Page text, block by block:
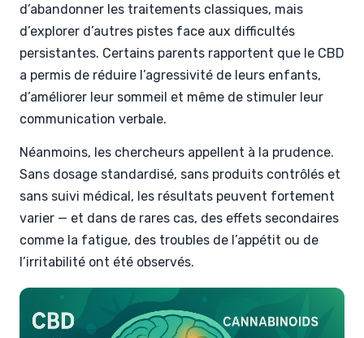
d’abandonner les traitements classiques, mais
d’explorer d’autres pistes face aux difficultés
persistantes. Certains parents rapportent que le CBD
a permis de réduire l’agressivité de leurs enfants,
d’améliorer leur sommeil et même de stimuler leur
communication verbale.
Néanmoins, les chercheurs appellent à la prudence.
Sans dosage standardisé, sans produits contrôlés et
sans suivi médical, les résultats peuvent fortement
varier — et dans de rares cas, des effets secondaires
comme la fatigue, des troubles de l’appétit ou de
l’irritabilité ont été observés.